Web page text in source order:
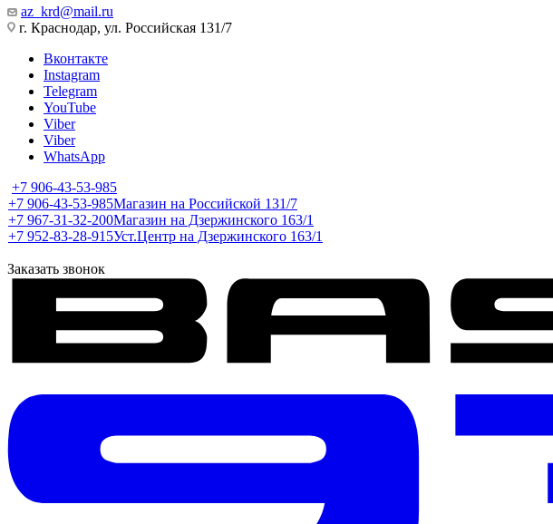
az_krd@mail.ru
г. Краснодар, ул. Российская 131/7
Вконтакте
Instagram
Telegram
YouTube
Viber
Viber
WhatsApp
+7 906-43-53-985
+7 906-43-53-985Магазин на Российской 131/7
+7 967-31-32-200Магазин на Дзержинского 163/1
+7 952-83-28-915Уст.Центр на Дзержинского 163/1
Заказать звонок